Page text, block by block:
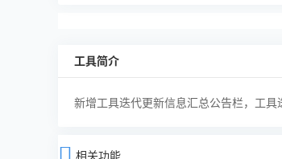
工具简介
新增工具迭代更新信息汇总公告栏，工具
相关功能